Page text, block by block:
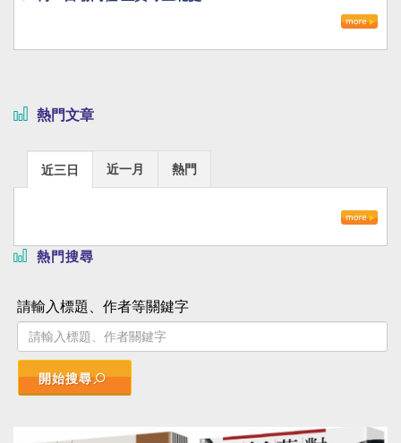
熱門文章
近三日 近一月 熱門
熱門搜尋
請輸入標題、作者等關鍵字
開始搜尋